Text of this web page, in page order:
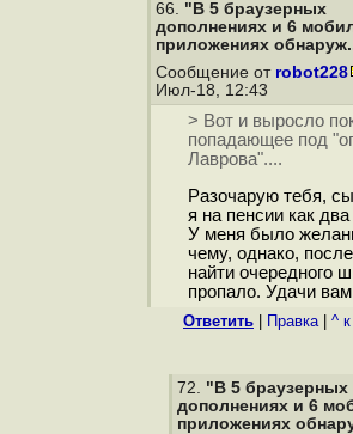
66. "В 5 браузерных
дополнениях и 6
приложениях
Сообщение от robot228
Июл-18, 12:43
> Вот и выросло
попадающее под
Лаврова"....
Разочарую тебя,
я на пенсии как два
У меня было
чему, однако,
найти очередного
пропало. Удачи
Ответить Правка| ^
72. "В 5 браузерных
дополнениях и 6
приложениях